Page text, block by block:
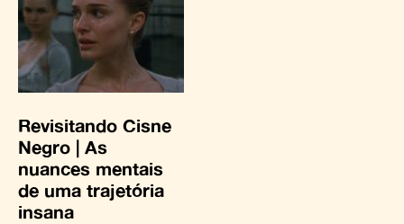
Revisitando Cisne
Negro | As
nuances mentais
de uma trajetória
insana